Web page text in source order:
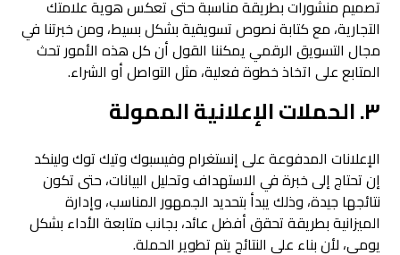
تصميم منشورات بطريقة مناسبة حتى تعكس هوية علامتك
التجارية، مع كتابة نصوص تسويقية بشكل بسيط، ومن خبرتنا في
مجال التسويق الرقمي يمكننا القول أن كل هذه الأمور تحث
المتابع على اتخاذ خطوة فعلية، مثل التواصل أو الشراء.
٣. الحملات الإعلانية الممولة
الإعلانات المدفوعة على إنستغرام وفيسبوك وتيك توك ولينكد
إن تحتاج إلى خبرة في الاستهداف وتحليل البيانات، حتى تكون
نتائجها جيدة، وذلك يبدأ بتحديد الجمهور المناسب، وإدارة
الميزانية بطريقة تحقق أفضل عائد، بجانب متابعة الأداء بشكل
يومي، لأن بناء على النتائج يتم تطوير الحملة.